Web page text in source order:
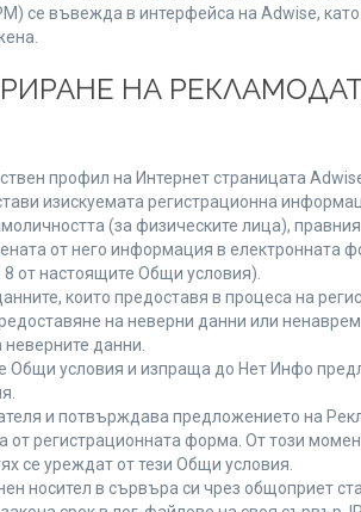
се въвежда в интерфейса на Adwise,
НА
профил на Интернет страницата
изискуемата регистрационна
(за физическите лица),
от него информация в електронната
от настоящите Общи условия).
които предоставя в процеса на
на неверни данни или
данни.
Общи условия и изпраща до Нет Инфо
и потвърждава предложението на
регистрационната форма. От този
се уреждат от тези Общи условия.
носител в сървъра си чрез общоприет